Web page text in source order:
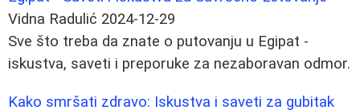
Vidna Radulić 2024-12-29
Sve što treba da znate o putovanju u Egipat -
iskustva, saveti i preporuke za nezaboravan odmor.
Kako smršati zdravo: Iskustva i saveti za gubitak